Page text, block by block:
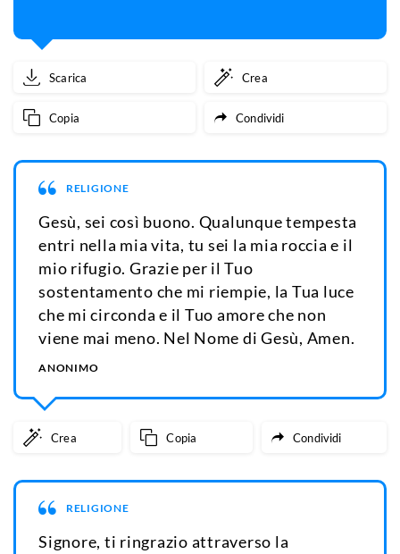
Scarica Crea
Copia Condividi
RELIGIONE
Gesù, sei così buono. Qualunque tempesta
entri nella mia vita, tu sei la mia roccia e il
mio rifugio. Grazie per il Tuo
sostentamento che mi riempie, la Tua luce
che mi circonda e il Tuo amore che non
viene mai meno. Nel Nome di Gesù, Amen.
ANONIMO
Crea Copia Condividi
RELIGIONE
Signore, ti ringrazio attraverso la